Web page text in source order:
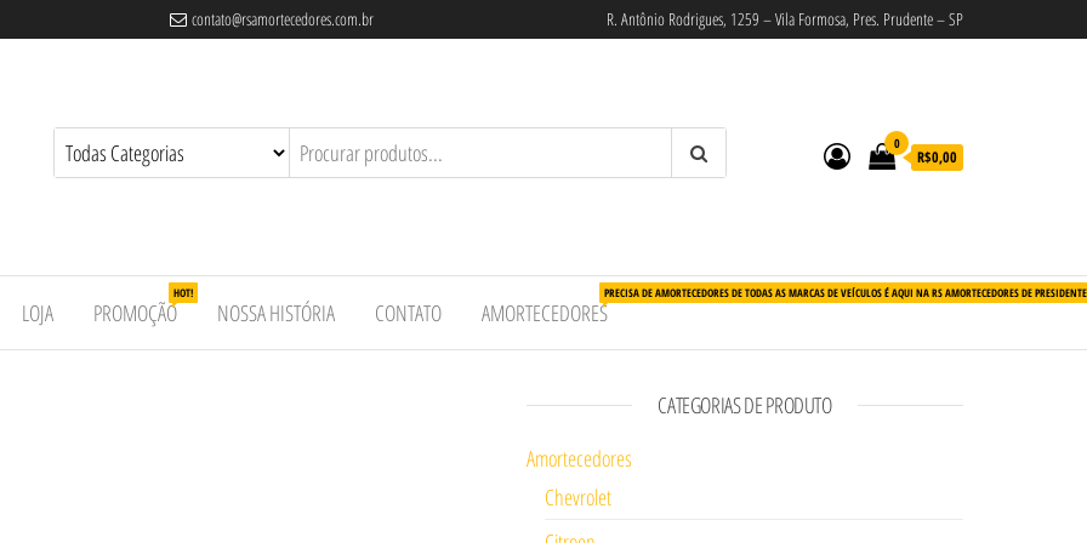
contato@rsamortecedores.com.br R. Antônio Rodrigues, 1259 – Vila Formosa, Pres. Prudente – SP
0
R$0,00
LOJA PROMOÇÃO
HOT!
NOSSA HISTÓRIA CONTATO AMORTECEDORES
PRECISA DE AMORTECEDORES DE TODAS AS MARCAS DE VEÍCULOS É AQUI NA RS AMORTECEDORES DE
CATEGORIAS DE PRODUTO
Amortecedores
Chevrolet